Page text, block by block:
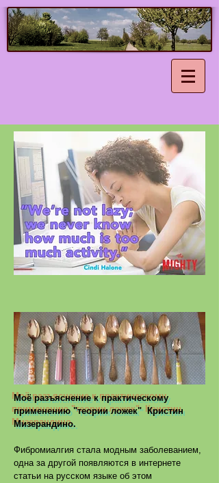
Моё разъяснение к практическому
применению "теории ложек" Кристин
Мизерандино.
Фибромиалгия стала модным заболеванием,
одна за другой появляются в интернете
статьи на русском языке об этом